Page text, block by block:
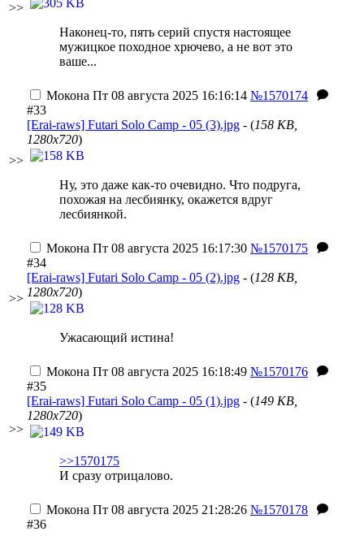
>>
Наконец-то, пять серий спустя настоящее
мужицкое походное хрючево, а не вот это
ваше...
>>
Мокона Пт 08 августа 2025 16:16:14 №1570174
#33
[Erai-raws] Futari Solo Camp - 05 (3).jpg - (158 KB,
1280x720)
Ну, это даже как-то очевидно. Что подруга,
похожая на лесбиянку, окажется вдруг
лесбиянкой.
>>
Мокона Пт 08 августа 2025 16:17:30 №1570175
#34
[Erai-raws] Futari Solo Camp - 05 (2).jpg - (128 KB,
1280x720)
Ужасающий истина!
>>
Мокона Пт 08 августа 2025 16:18:49 №1570176
#35
[Erai-raws] Futari Solo Camp - 05 (1).jpg - (149 KB,
1280x720)
>>1570175
И сразу отрицалово.
Мокона Пт 08 августа 2025 21:28:26 №1570178
#36